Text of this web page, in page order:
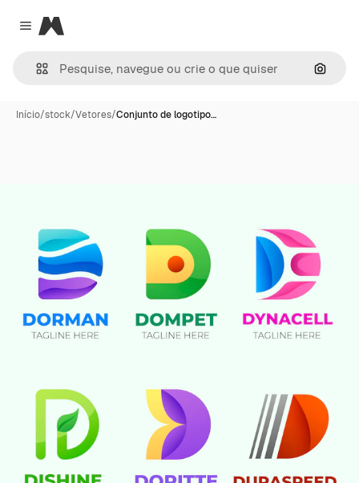
Close menu
Magnific
Início/stock/Vetores/Conjunto de logotipo…